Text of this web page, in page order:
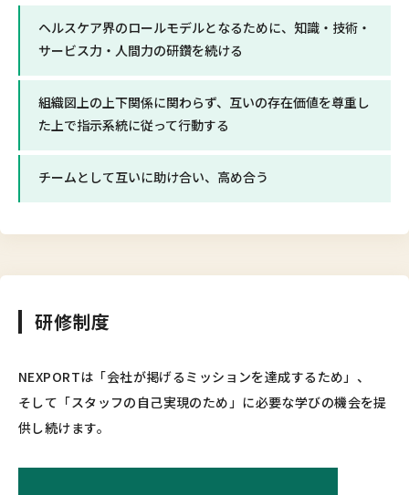
ヘルスケア界のロールモデルとなるために、知識・技術・
サービス力・人間力の研鑽を続ける
組織図上の上下関係に関わらず、互いの存在価値を尊重し
た上で指示系統に従って行動する
チームとして互いに助け合い、高め合う
研修制度
NEXPORTは「会社が掲げるミッションを達成するため」、
そして「スタッフの自己実現のため」に必要な学びの機会を提
供し続けます。